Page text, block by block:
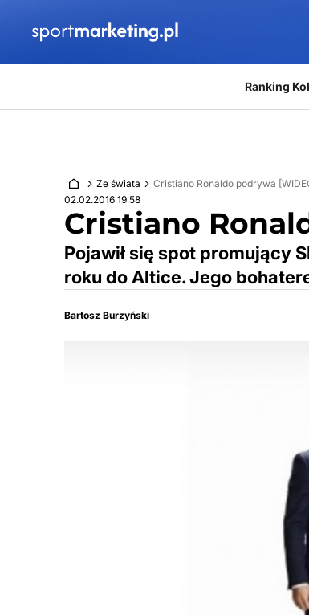
Ranking
Ze świata
Cristiano Ronaldo podrywa
02.02.2016 19:58
Cristiano
Pojawił się spot promujący
roku do Altice. Jego
Bartosz Burzyński